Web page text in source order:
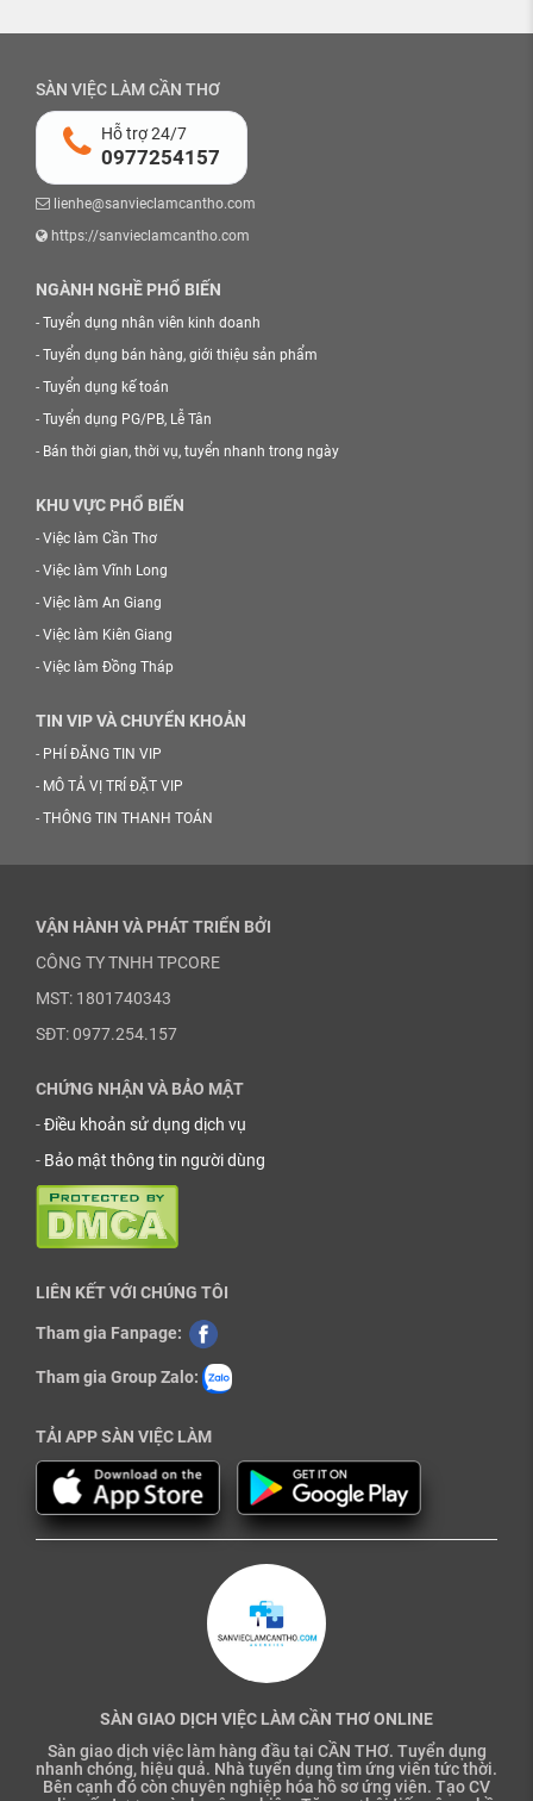
SÀN VIỆC LÀM CẦN THƠ
Hỗ trợ 24/7
0977254157
lienhe@sanvieclamcantho.com
https://sanvieclamcantho.com
NGÀNH NGHỀ PHỔ BIẾN
- Tuyển dụng nhân viên kinh doanh
- Tuyển dụng bán hàng, giới thiệu sản phẩm
- Tuyển dụng kế toán
- Tuyển dụng PG/PB, Lễ Tân
- Bán thời gian, thời vụ, tuyển nhanh trong ngày
KHU VỰC PHỔ BIẾN
- Việc làm Cần Thơ
- Việc làm Vĩnh Long
- Việc làm An Giang
- Việc làm Kiên Giang
- Việc làm Đồng Tháp
TIN VIP VÀ CHUYỂN KHOẢN
- PHÍ ĐĂNG TIN VIP
- MÔ TẢ VỊ TRÍ ĐẶT VIP
- THÔNG TIN THANH TOÁN
VẬN HÀNH VÀ PHÁT TRIỂN BỞI
CÔNG TY TNHH TPCORE
MST: 1801740343
SĐT: 0977.254.157
CHỨNG NHẬN VÀ BẢO MẬT
-Điều khoản sử dụng dịch vụ
- Bảo mật thông tin người dùng
LIÊN KẾT VỚI CHÚNG TÔI
Tham gia Fanpage:
Tham gia Group Zalo:
TẢI APP SÀN VIỆC LÀM
SÀN GIAO DỊCH VIỆC LÀM CẦN THƠ ONLINE
Sàn giao dịch việc làm hàng đầu tại CẦN THƠ. Tuyển dụng
nhanh chóng, hiệu quả. Nhà tuyển dụng tìm ứng viên tức thời.
Bên cạnh đó còn chuyên nghiệp hóa hồ sơ ứng viên. Tạo CV